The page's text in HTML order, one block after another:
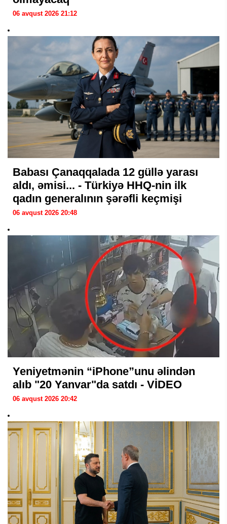
06 avqust 2026 21:12
Babası Çanaqqalada 12 güllə yarası
aldı, əmisi... - Türkiyə HHQ-nin ilk
qadın generalının şərəfli keçmişi
06 avqust 2026 20:48
Yeniyetmənin “iPhone”unu əlindən
alıb "20 Yanvar"da satdı - VİDEO
06 avqust 2026 20:42